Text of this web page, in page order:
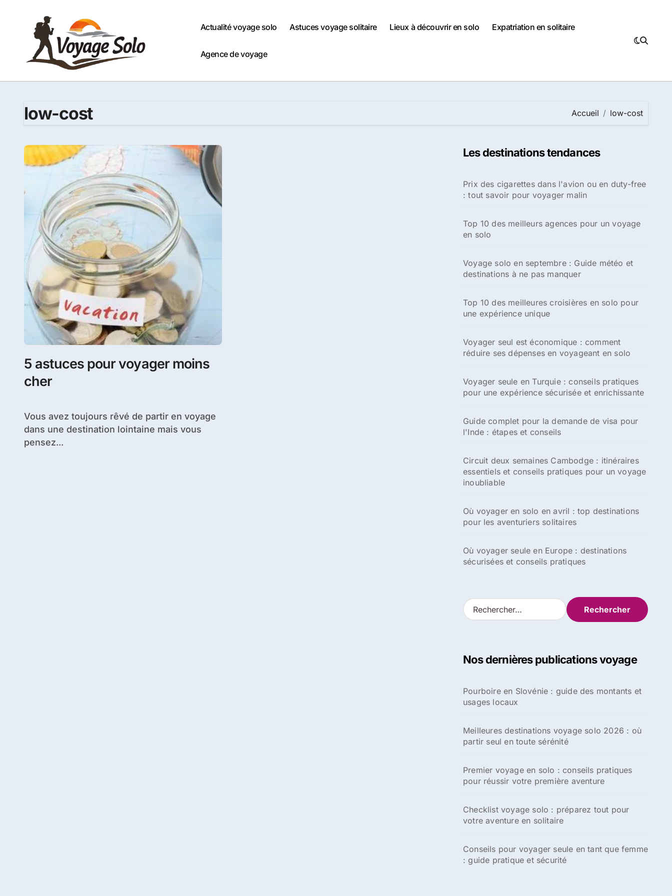
Actualité voyage solo Astuces voyage solitaire Lieux à découvrir en solo Expatriation en solitaire
Agence de voyage
low-cost Accueil low-cost
5 astuces pour voyager moins
cher
Vous avez toujours rêvé de partir en voyage
dans une destination lointaine mais vous
pensez...
Les destinations tendances
Prix des cigarettes dans l'avion ou en duty-free
: tout savoir pour voyager malin
Top 10 des meilleurs agences pour un voyage
en solo
Voyage solo en septembre : Guide météo et
destinations à ne pas manquer
Top 10 des meilleures croisières en solo pour
une expérience unique
Voyager seul est économique : comment
réduire ses dépenses en voyageant en solo
Voyager seule en Turquie : conseils pratiques
pour une expérience sécurisée et enrichissante
Guide complet pour la demande de visa pour
l'Inde : étapes et conseils
Circuit deux semaines Cambodge : itinéraires
essentiels et conseils pratiques pour un voyage
inoubliable
Où voyager en solo en avril : top destinations
pour les aventuriers solitaires
Où voyager seule en Europe : destinations
sécurisées et conseils pratiques
R
e
r
e
r
Nos dernières publications voyage
Pourboire en Slovénie : guide des montants et
usages locaux
Meilleures destinations voyage solo 2026 : où
partir seul en toute sérénité
Premier voyage en solo : conseils pratiques
pour réussir votre première aventure
Checklist voyage solo : préparez tout pour
votre aventure en solitaire
Conseils pour voyager seule en tant que femme
: guide pratique et sécurité